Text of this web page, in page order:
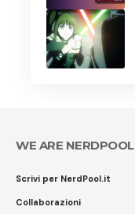
WE ARE NERDPOOL
Scrivi per NerdPool.it
Collaborazioni